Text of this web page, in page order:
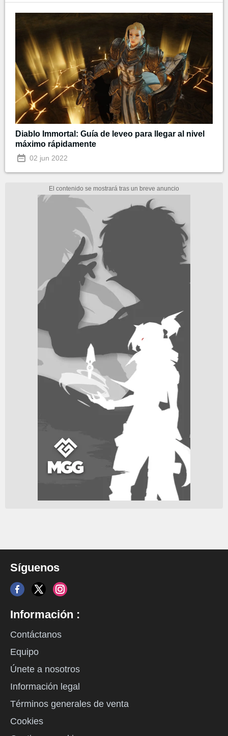
Diablo Immortal: Guía de leveo para llegar al nivel
máximo rápidamente
02 jun 2022
Síguenos
Información :
Contáctanos
Equipo
Únete a nosotros
Información legal
Términos generales de venta
Cookies